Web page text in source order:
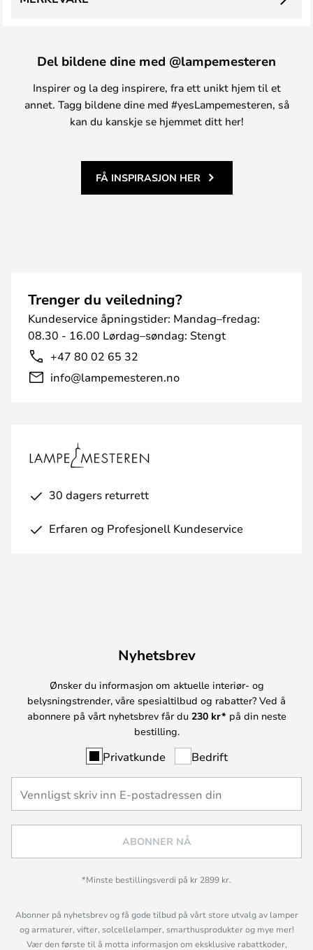
Del bildene dine med @lampemesteren
Inspirer og la deg inspirere, fra ett unikt hjem til et
annet. Tagg bildene dine med #yesLampemesteren, så
kan du kanskje se hjemmet ditt her!
FÅ INSPIRASJON HER
Trenger du veiledning?
Kundeservice åpningstider: Mandag–fredag:
08.30 - 16.00 Lørdag–søndag: Stengt
+47 80 02 65 32
info@lampemesteren.no
30 dagers returrett
Erfaren og Profesjonell Kundeservice
Nyhetsbrev
Ønsker du informasjon om aktuelle interiør- og
belysningstrender, våre spesialtilbud og rabatter? Ved å
abonnere på vårt nyhetsbrev får du 230 kr* på din neste
bestilling.
Privatkunde Bedrift
ABONNER NÅ
*Minste bestillingsverdi på kr 2899 kr.
Abonner på nyhetsbrev og få gode tilbud på vårt store utvalg av lamper
og armaturer, vifter, solcellelamper, smarthusprodukter og mye mer!
Vær den første til å motta informasjon om eksklusive rabattkoder,